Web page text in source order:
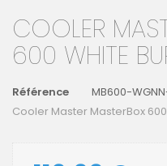
COOLER
600 WHITE
Référence
MB600-
Cooler Master MasterBox